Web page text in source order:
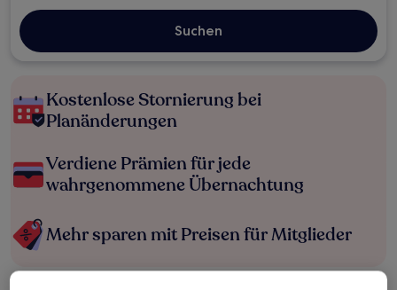
Suchen
Kostenlose Stornierung bei
Planänderungen
Verdiene Prämien für jede
wahrgenommene Übernachtung
Mehr sparen mit Preisen für Mitglieder